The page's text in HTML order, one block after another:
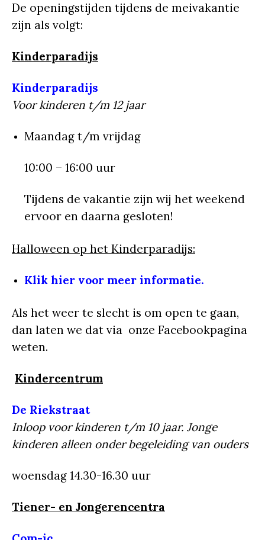
De openingstijden tijdens de meivakantie
zijn als volgt:
Kinderparadijs
Kinderparadijs
Voor kinderen t/m 12 jaar
Maandag t/m vrijdag
10:00 – 16:00 uur
Tijdens de vakantie zijn wij het weekend
ervoor en daarna gesloten!
Halloween op het Kinderparadijs:
Klik hier voor meer informatie.
Als het weer te slecht is om open te gaan,
dan laten we dat via onze Facebookpagina
weten.
Kindercentrum
De Riekstraat
Inloop voor kinderen t/m 10 jaar. Jonge
kinderen alleen onder begeleiding van ouders
woensdag 14.30-16.30 uur
Tiener- en Jongerencentra